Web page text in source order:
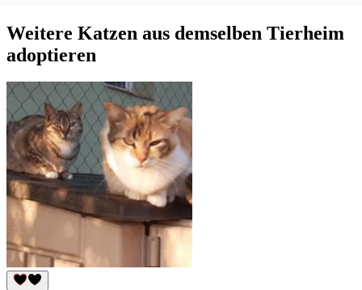
Weitere Katzen aus demselben Tierheim
adoptieren